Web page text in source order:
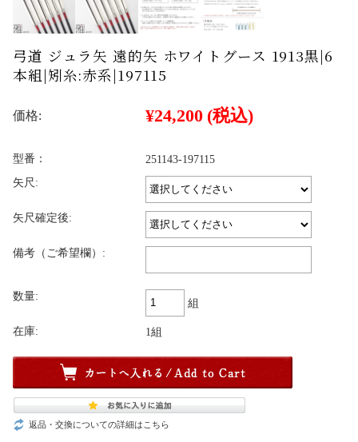
弓道 ジュラ矢 遠的矢 ホワイトグース 1913黒|6
本組|矧糸:赤系|197115
価格: ¥24,200 (税込)
型番：
251143-197115
矢尺:
矢尺確定後:
備考（ご希望欄）:
数量:
組
在庫: 1組
返品・交換についての詳細はこちら